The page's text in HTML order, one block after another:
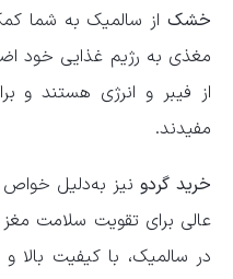
خشک از سالمیک به شما
مغذی به رژیم غذایی خود
از فیبر و انرژی هستند و
مفیدند.
خرید گردو نیز به‌دلیل
عالی برای تقویت سلامت
در سالمیک، با کیفیت